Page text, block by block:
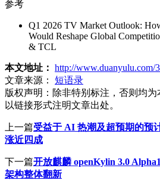
参考
Q1 2026 TV Market Outlook:
Would Reshape Global
& TCL
本文地址： http://www.duanyulu.com/
文章来源：
短语录
版权声明： 除非特别标注，否则均
以链接形式注明文章出处。
上一篇受益于 AI 热潮及超预期的预
涨近四成
下一篇开放麒麟 openKylin 3.0
架构整体翻新